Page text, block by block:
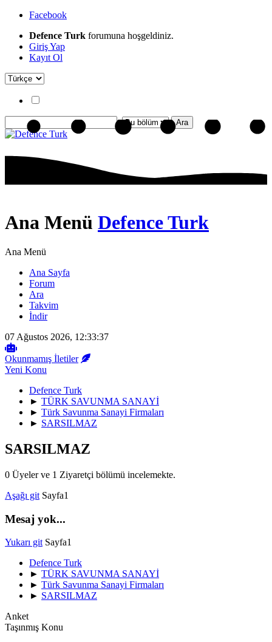
Facebook
Defence Turk forumuna hoşgeldiniz.
Giriş Yap
Kayıt Ol
Ana Menü Defence Turk
Ana Menü
Ana Sayfa
Forum
Ara
Takvim
İndir
07 Ağustos 2026, 12:33:37
Okunmamış İletiler
Yeni Konu
Defence Turk
► TÜRK SAVUNMA SANAYİ
► Türk Savunma Sanayi Firmaları
► SARSILMAZ
SARSILMAZ
0 Üyeler ve 1 Ziyaretçi bölümü incelemekte.
Aşağı git Sayfa1
Mesaj yok...
Yukarı git Sayfa1
Defence Turk
► TÜRK SAVUNMA SANAYİ
► Türk Savunma Sanayi Firmaları
► SARSILMAZ
Anket
Taşınmış Konu